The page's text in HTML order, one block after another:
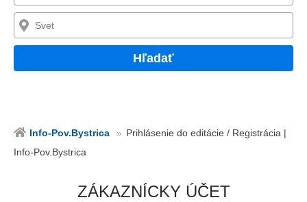
Hľadať
Info-Pov.Bystrica
Prihlásenie do editácie / Registrácia |
Info-Pov.Bystrica
ZÁKAZNÍCKY ÚČET